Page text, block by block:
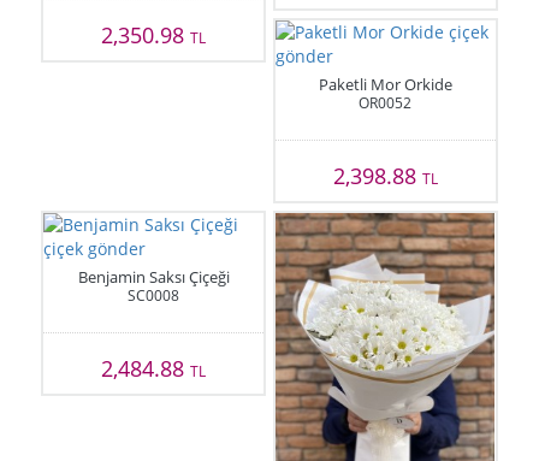
2,350.98TL
Paketli Mor Orkide
OR0052
2,398.88 TL
Benjamin Saksı Çiçeği
SC0008
2,484.88TL